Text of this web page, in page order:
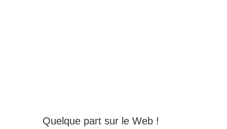
Quelque part sur le Web !